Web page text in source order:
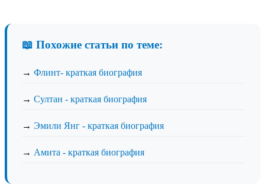
📖 Похожие статьи по теме:
→ Флинт- краткая биография
→ Султан - краткая биография
→ Эмили Янг - краткая биография
→ Амита - краткая биография